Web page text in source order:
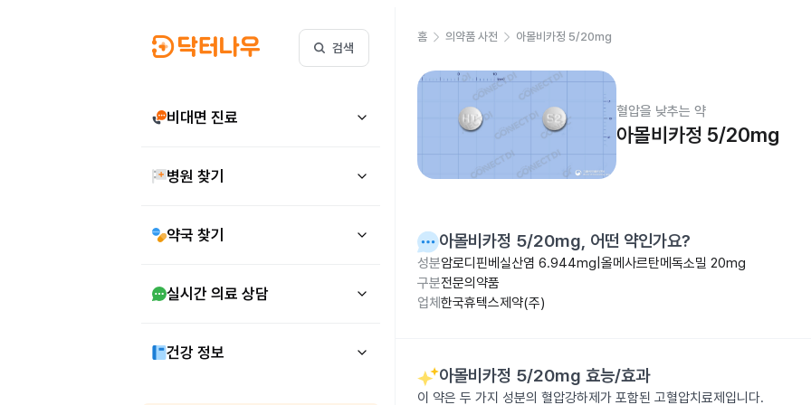
검색
비대면 진료
병원 찾기
약국 찾기
실시간 의료 상담
건강 정보
홈 의약품 사전 아몰비카정 5/20mg
혈압을 낮추는 약
아몰비카정 5/20mg
아몰비카정 5/20mg, 어떤 약인가요?
성분암로디핀베실산염 6.944mg|올메사르탄메독소밀 20mg
구분전문의약품
업체 한국휴텍스제약(주)
아몰비카정 5/20mg 효능/효과
이 약은 두 가지 성분의 혈압강하제가 포함된 고혈압치료제입니다.